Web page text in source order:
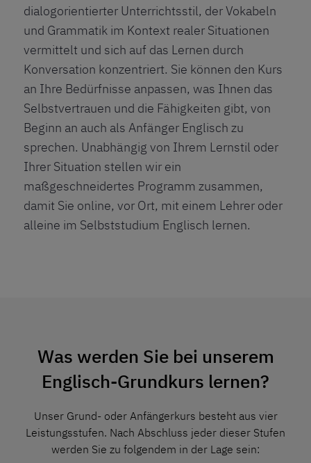
dialogorientierter Unterrichtsstil, der Vokabeln
und Grammatik im Kontext realer Situationen
vermittelt und sich auf das Lernen durch
Konversation konzentriert. Sie können den Kurs
an Ihre Bedürfnisse anpassen, was Ihnen das
Selbstvertrauen und die Fähigkeiten gibt, von
Beginn an auch als Anfänger Englisch zu
sprechen. Unabhängig von Ihrem Lernstil oder
Ihrer Situation stellen wir ein
maßgeschneidertes Programm zusammen,
damit Sie online, vor Ort, mit einem Lehrer oder
alleine im Selbststudium Englisch lernen.
Was werden Sie bei unserem
Englisch-Grundkurs lernen?
Unser Grund- oder Anfängerkurs besteht aus vier
Leistungsstufen. Nach Abschluss jeder dieser Stufen
werden Sie zu folgendem in der Lage sein: